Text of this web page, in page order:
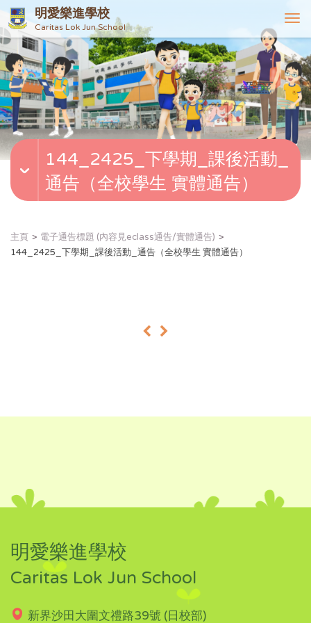
明愛樂進學校
Caritas Lok Jun School
T
o
g
g
l
e
n
v
144_2425_下學期_課後活動_
通告（全校學生 實體通告）
主頁
電子通告標題 (內容見eclass通告/實體通告)
144_2425_下學期_課後活動_通告（全校學生 實體通告）
« »
明愛樂進學校
Caritas Lok Jun School
新界沙田大圍文禮路39號 (日校部)